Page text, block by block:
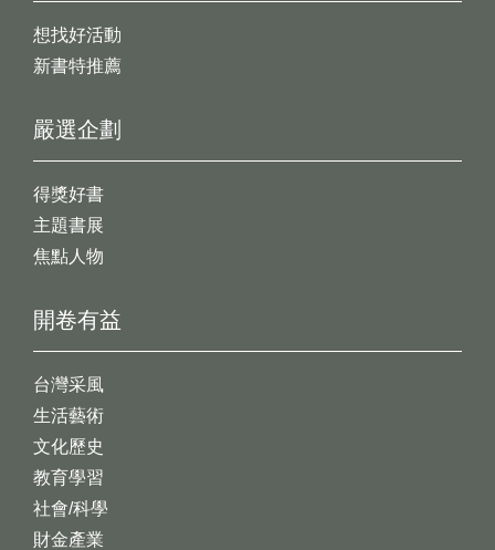
想找好活動
新書特推薦
開卷有益
台灣采風
生活藝術
文化歷史
教育學習
社會/科學
財金產業
嚴選企劃
得獎好書
主題書展
焦點人物